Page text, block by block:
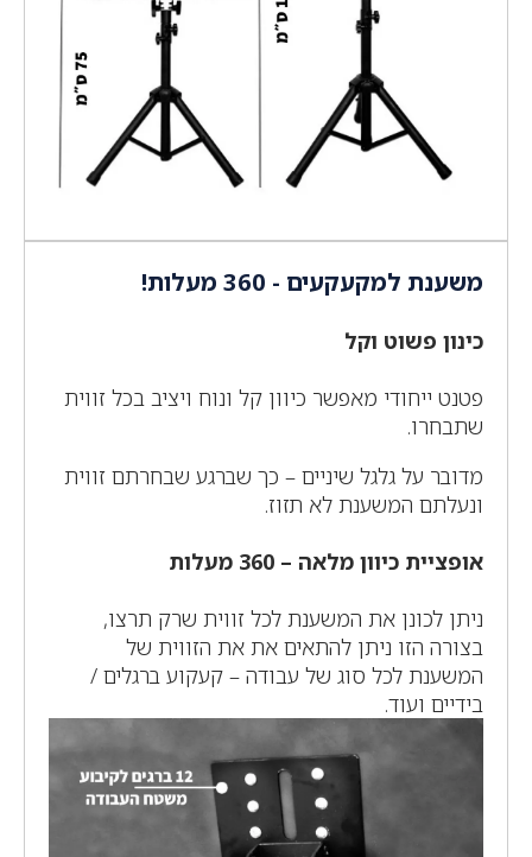
משענת למקעקעים - 360 מעלות!
כינון פשוט וקל
פטנט ייחודי מאפשר כיוון קל ונוח ויציב בכל זווית
שתבחרו.
מדובר על גלגל שיניים – כך שברגע שבחרתם זווית
ונעלתם המשענת לא תזוז.
אופציית כיוון מלאה – 360 מעלות
ניתן לכונן את המשענת לכל זווית שרק תרצו,
בצורה הזו ניתן להתאים את את הזווית של
המשענת לכל סוג של עבודה – קעקוע ברגלים /
בידיים ועוד.